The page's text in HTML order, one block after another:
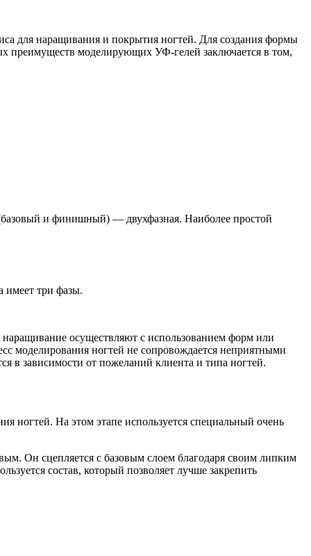
для наращивания и покрытия ногтей. Для создания формы
преимуществ моделирующих УФ-гелей заключается в том,
(базовый и финишный) — двухфазная. Наиболее простой
имеет три фазы.
осуществляют с использованием форм или
моделирования ногтей не сопровождается неприятными
в зависимости от пожеланий клиента и типа ногтей.
ногтей. На этом этапе используется специальный очень
Он сцепляется с базовым слоем благодаря своим липким
состав, который позволяет лучше закрепить